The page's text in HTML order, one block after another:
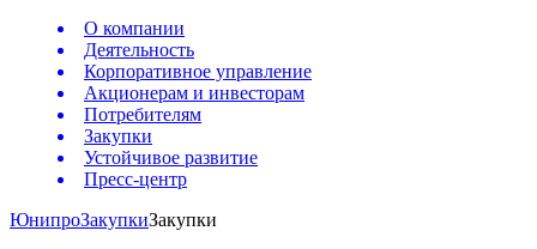
О компании
Деятельность
Корпоративное управление
Акционерам и инвесторам
Потребителям
Закупки
Устойчивое развитие
Пресс-центр
ЮнипроЗакупкиЗакупки